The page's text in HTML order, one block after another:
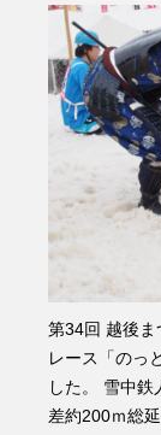
第34回 越後ま
レース「のっ
した。 雪中
差約200ｍ総延